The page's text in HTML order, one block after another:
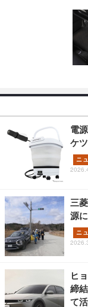
電
ケ
ニ
三
源
ニ
ヒ
締
て